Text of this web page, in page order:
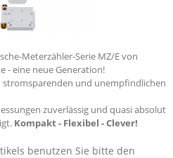
Meterzähler-Serie MZ/E von
- eine neue Generation!
stromsparenden und unempfindlichen
zuverlässig und quasi absolut
Kompakt - Flexibel - Clever!
benutzen Sie bitte den